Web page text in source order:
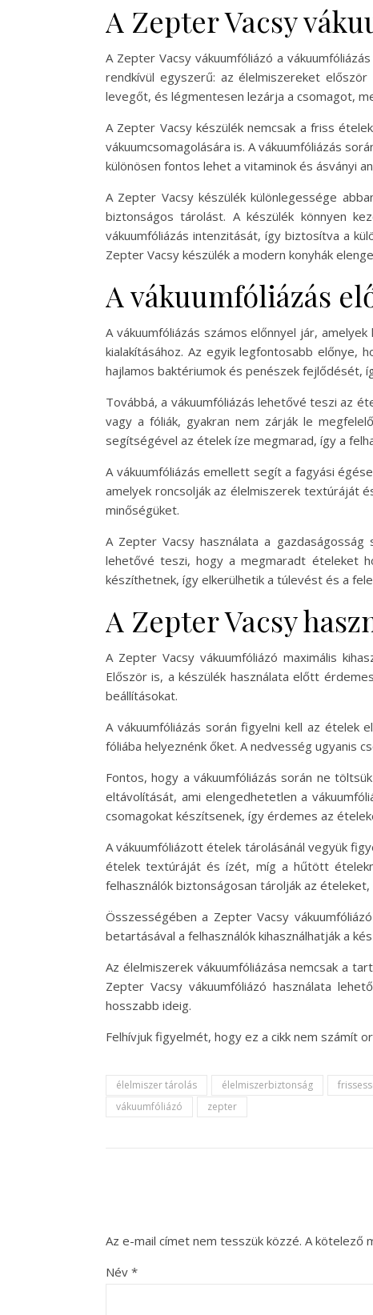
A Zepter Vacsy
A Zepter Vacsy vákuumfóliázó a
rendkívül egyszerű: az élelmiszereket
levegőt, és légmentesen lezárja a csomagot,
A Zepter Vacsy készülék nemcsak a friss
vákuumcsomagolására is. A vákuumfóliázás
különösen fontos lehet a vitaminok és ásványi
A Zepter Vacsy készülék különlegessége
biztonságos tárolást. A készülék könnyen
vákuumfóliázás intenzitását, így biztosítva a
Zepter Vacsy készülék a modern konyhák
A vákuumfóliázás
A vákuumfóliázás számos előnnyel jár,
kialakításához. Az egyik legfontosabb előnye,
hajlamos baktériumok és penészek fejlődését,
Továbbá, a vákuumfóliázás lehetővé teszi az
vagy a fóliák, gyakran nem zárják le
segítségével az ételek íze megmarad, így a
A vákuumfóliázás emellett segít a fagyási
amelyek roncsolják az élelmiszerek textúráját
minőségüket.
A Zepter Vacsy használata a
lehetővé teszi, hogy a megmaradt ételeket
készíthetnek, így elkerülhetik a túlevést és a
A Zepter Vacsy
A Zepter Vacsy vákuumfóliázó maximális
Először is, a készülék használata előtt
beállításokat.
A vákuumfóliázás során figyelni kell az ételek
fóliába helyeznénk őket. A nedvesség ugyanis
Fontos, hogy a vákuumfóliázás során ne
eltávolítását, ami elengedhetetlen a
csomagokat készítsenek, így érdemes az
A vákuumfóliázott ételek tárolásánál vegyük
ételek textúráját és ízét, míg a hűtött
felhasználók biztonságosan tárolják az
Összességében a Zepter Vacsy
betartásával a felhasználók kihasználhatják a
Az élelmiszerek vákuumfóliázása nemcsak a
Zepter Vacsy vákuumfóliázó használata
hosszabb ideig.
Felhívjuk figyelmét, hogy ez a cikk nem számít
élelmiszer tárolás élelmiszerbiztonság
vákuumfóliázó
zepter
Az e-mail címet nem tesszük közzé. A kötelező
Név *